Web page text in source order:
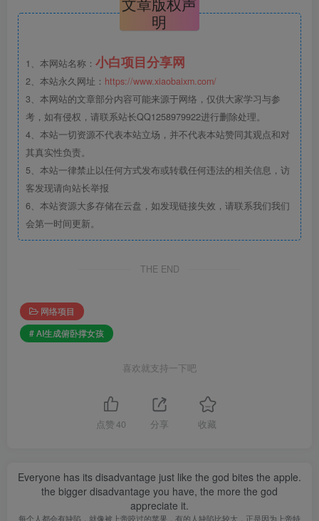
明
1、本网站名称： 小白项目分享网
2、本站永久网址： https://www.xiaobaixm.com/
3、本网站的文章部分内容可能来源于网络，仅供大家学习与参
考，如有侵权，请联系站长QQ1258979922进行删除处理。
4、本站一切资源不代表本站立场，并不代表本站赞同其观点和对
其真实性负责。
5、本站一律禁止以任何方式发布或转载任何违法的相关信息，访
客发现请向站长举报
6、本站资源大多存储在云盘，如发现链接失效，请联系我们我们
会第一时间更新。
THE END
网络项目
# AI生成俯卧撑女孩
喜欢就支持一下吧
点赞 40 分享 收藏
Everyone has its disadvantage just like the god bites the apple.
the bigger disadvantage you have, the more the god
appreciate it.
每个人都会有缺陷，就像被上帝咬过的苹果，有的人缺陷比较大，正是因为上帝特